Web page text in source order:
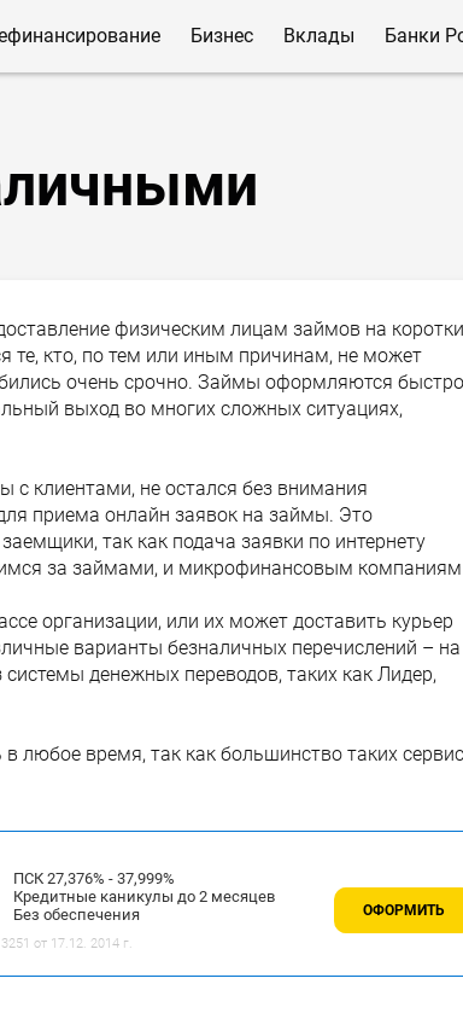
Бизнес Вклады Банки
физическим лицам займов на
те, кто, по тем или иным причинам, не может
очень срочно. Займы оформляются
выход во многих сложных ситуациях,
с клиентами, не остался без внимания
приема онлайн заявок на займы. Это
так как подача заявки по интернету
за займами, и микрофинансовым
организации, или их может доставить курьер
варианты безналичных перечислений – на
денежных переводов, таких как Лидер,
время, так как большинство таких
ПСК 27,376% - 37,999%
Кредитные каникулы до 2 месяцев
Без обеспечения
от 17.12. 2014 г.
ОФОРМИТЬ